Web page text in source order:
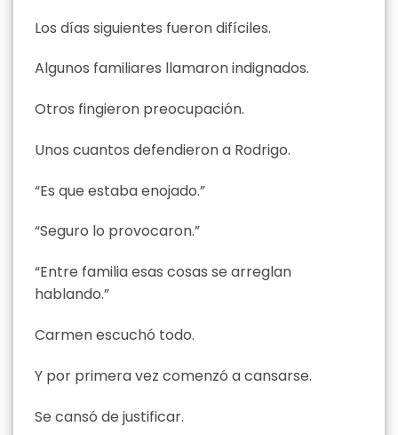
Los días siguientes fueron difíciles.
Algunos familiares llamaron indignados.
Otros fingieron preocupación.
Unos cuantos defendieron a Rodrigo.
“Es que estaba enojado.”
“Seguro lo provocaron.”
“Entre familia esas cosas se arreglan
hablando.”
Carmen escuchó todo.
Y por primera vez comenzó a cansarse.
Se cansó de justificar.